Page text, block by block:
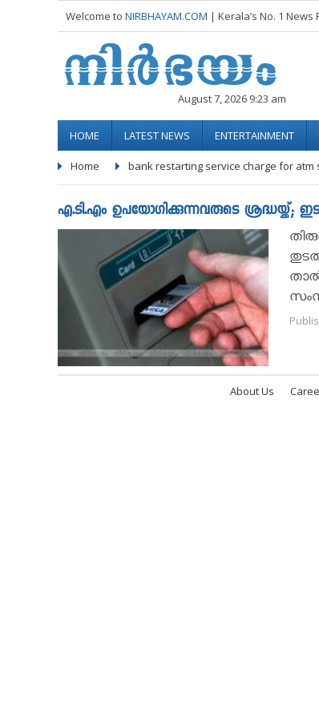
Welcome to NIRBHAYAM.COM | Kerala’s No. 1 News
August 7, 2026 9:23 am
HOME LATEST NEWS ENTERTAINMENT
Home bank restarting service charge for
എ.ടി.എം ഉപയോഗിക്കുന്നവരുടെ ശ്രദ്ധയ്ക്ക്;
About Us